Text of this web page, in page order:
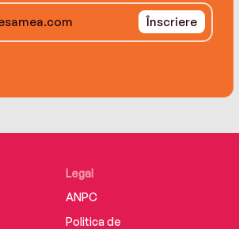
Înscriere
Legal
ANPC
Politica de